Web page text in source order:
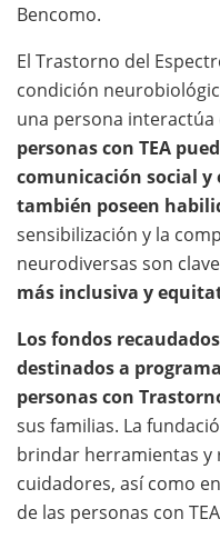
Bencomo.
El Trastorno del
condición
una persona interactúa
personas con TEA
comunicación social
también poseen
sensibilización y la
neurodiversas son
más inclusiva y
Los fondos
destinados a
personas con
sus familias. La
brindar herramientas y
cuidadores, así como
de las personas con